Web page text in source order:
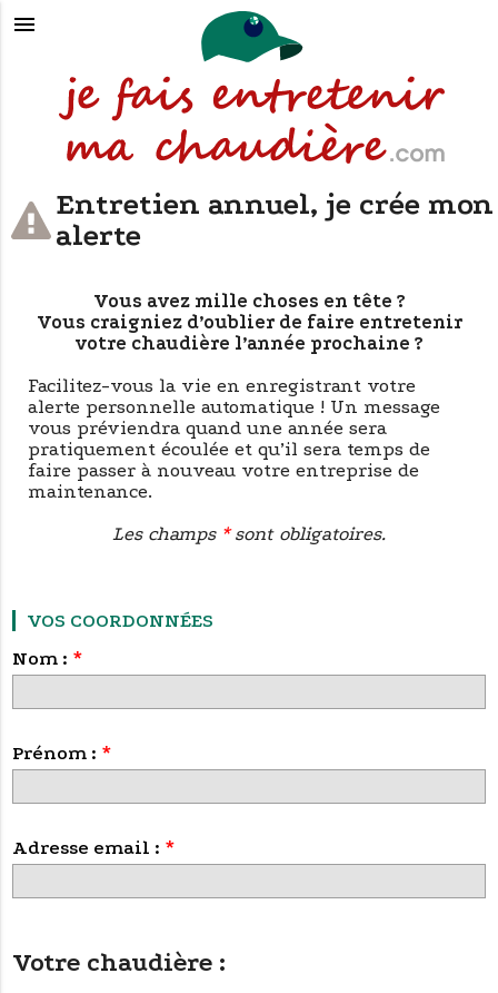
menu
Entretien annuel, je crée mon
alerte
Vous avez mille choses en tête ?
Vous craigniez d’oublier de faire entretenir
votre chaudière l’année prochaine ?
Facilitez-vous la vie en enregistrant votre
alerte personnelle automatique ! Un message
vous préviendra quand une année sera
pratiquement écoulée et qu’il sera temps de
faire passer à nouveau votre entreprise de
maintenance.
Les champs *sont obligatoires.
VOS COORDONNÉES
Champ
obligatoire
Nom : *
Champ
obligatoire
Prénom : *
Champ
obligatoire
Adresse email : *
Votre chaudière :